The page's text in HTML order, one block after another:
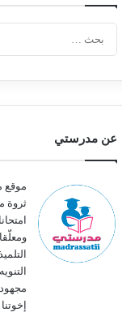
عن مدرستي
موقع
ثروة